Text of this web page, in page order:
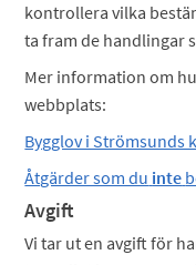
kontrollera vilka
ta fram de handlingar
Mer information om
webbplats:
Bygglov i Strömsunds
Åtgärder som du inte
Avgift
Vi tar ut en avgift för